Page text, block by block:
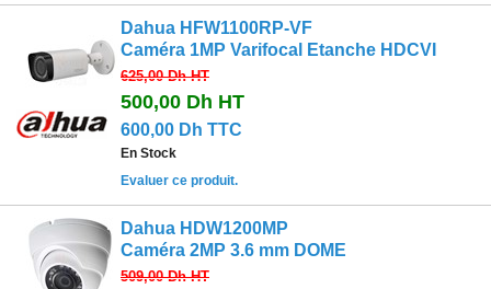
Dahua HFW1100RP-VF
Caméra 1MP Varifocal Etanche HDCVI
625,00 DhHT
500,00 Dh HT
600,00 Dh TTC
En Stock
Evaluer ce produit.
Dahua HDW1200MP
Caméra 2MP 3.6 mm DOME
509,00 DhHT